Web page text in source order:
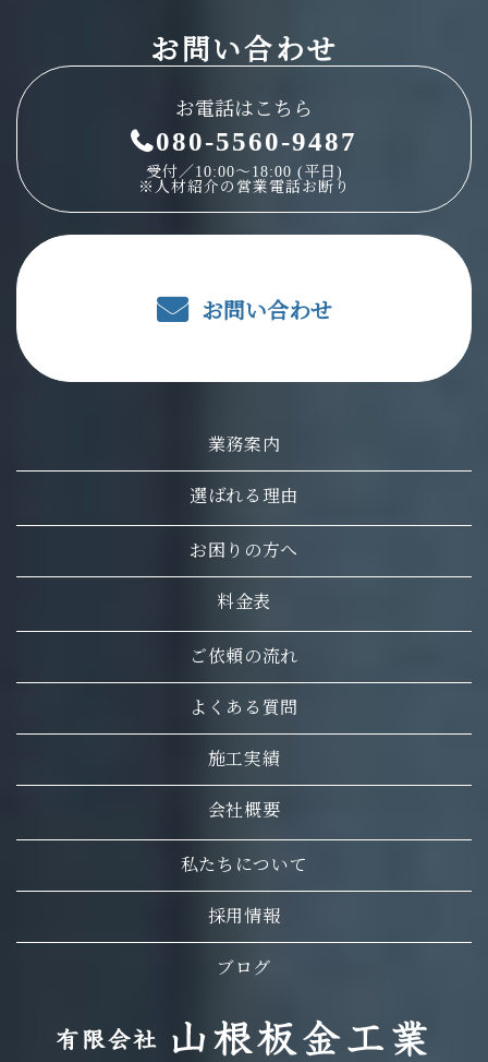
お問い合わせ
お電話はこちら
080-5560-9487
受付／10:00～18:00 (平日)
※人材紹介の営業電話お断り
お問い合わせ
業務案内
選ばれる理由
お困りの方へ
料金表
ご依頼の流れ
よくある質問
施工実績
会社概要
私たちについて
採用情報
ブログ